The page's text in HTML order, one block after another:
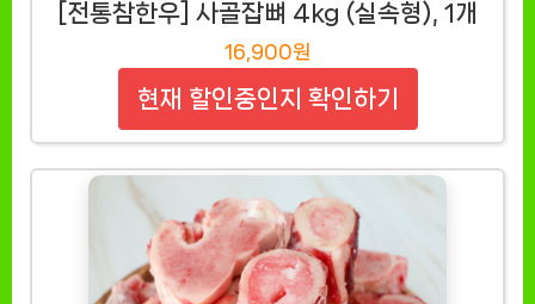
[전통참한우] 사골잡뼈 4kg (실속형), 1개
16,900원
현재 할인중인지 확인하기